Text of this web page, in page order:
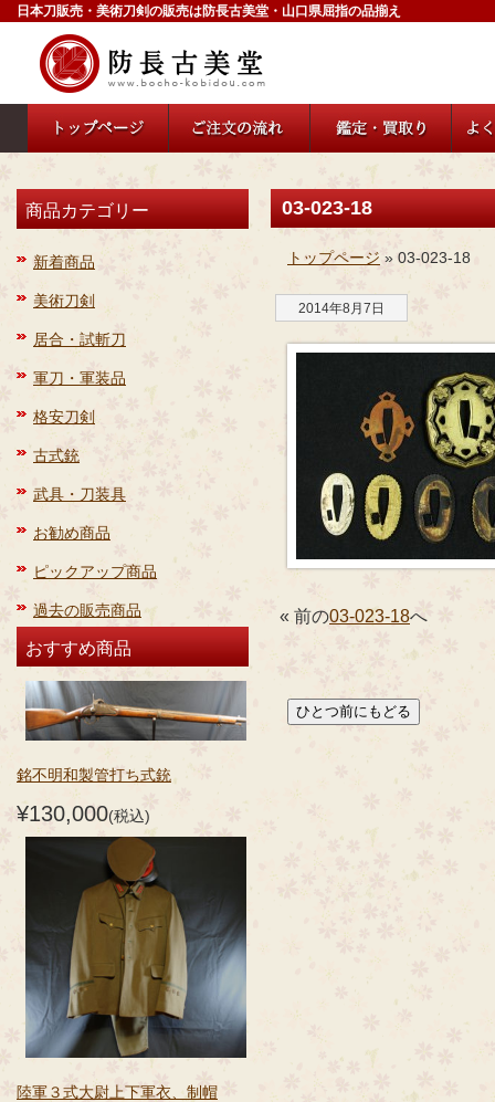
日本刀販売・美術刀剣の販売は防長古美堂・山口県屈指の品揃え
商品カテゴリー
新着商品
美術刀剣
居合・試斬刀
軍刀・軍装品
格安刀剣
古式銃
武具・刀装具
お勧め商品
ピックアップ商品
過去の販売商品
おすすめ商品
銘不明和製管打ち式銃
¥130,000(税込)
陸軍３式大尉上下軍衣、制帽
03-023-18
トップページ » 03-023-18
2014年8月7日
« 前の03-023-18へ